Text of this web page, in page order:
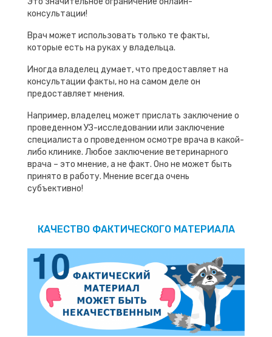
консультации!
Врач может использовать только те факты,
которые есть на руках у владельца.
Иногда владелец думает, что предоставляет на
консультации факты, но на самом деле он
предоставляет мнения.
Например, владелец может прислать заключение о
проведенном УЗ-исследовании или заключение
специалиста о проведенном осмотре врача в какой-
либо клинике. Любое заключение ветеринарного
врача – это мнение, а не факт. Оно не может быть
принято в работу. Мнение всегда очень
субъективно!
КАЧЕСТВО ФАКТИЧЕСКОГО МАТЕРИАЛА